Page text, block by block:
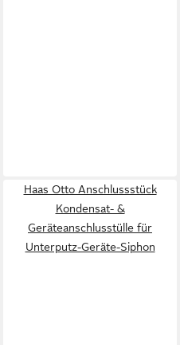
Haas Otto Anschlussstück
Kondensat- &
Geräteanschlusstülle für
Unterputz-Geräte-Siphon